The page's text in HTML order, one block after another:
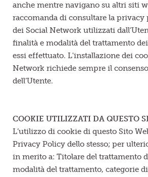
anche mentre navigano su altri siti
raccomanda di consultare la
dei Social Network utilizzati
finalità e modalità del trattamento
essi effettuato. L'installazione dei
Network richiede sempre il
dell’Utente.
COOKIE UTILIZZATI DA QUESTO
L’utilizzo di cookie di questo Sito
Privacy Policy dello stesso; per
in merito a: Titolare del trattamento
modalità del trattamento, categorie